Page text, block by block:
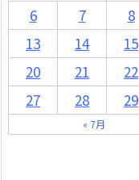
6
7 8
13
14 15
20
21 22
27
28 29
« 7月